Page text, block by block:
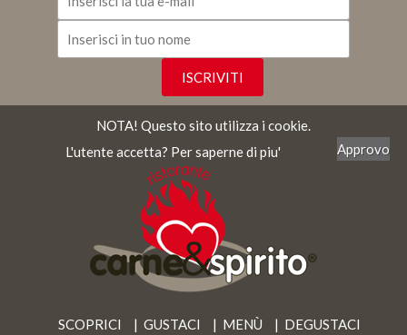
NOTA! Questo sito utilizza i cookie.
L'utente accetta? Per saperne di piu' Approvo
SCOPRICI GUSTACI MENÙ DEGUSTACI